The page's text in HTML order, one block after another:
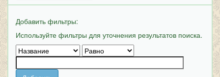
Добавить фильтры:
Используйте фильтры для уточнения результатов поиска.